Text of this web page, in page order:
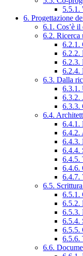
5.5.1.
6. Progettazione
6.1. Cos’è il
6.2. Ricerca
6.2.1.
6.2.2.
6.2.3.
6.2.4.
6.3. Dalla
6.3.1.
6.3.2.
6.3.3.
6.4.
6.4.1.
6.4.2.
6.4.3.
6.4.4.
6.4.5.
6.4.6.
6.4.7.
6.5.
6.5.1.
6.5.2.
6.5.3.
6.5.4.
6.5.5.
6.5.6.
6.6.